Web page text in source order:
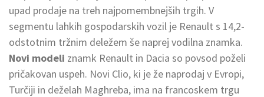
upad prodaje na treh najpomembnejših trgih. V
segmentu lahkih gospodarskih vozil je Renault s 14,2-
odstotnim tržnim deležem še naprej vodilna znamka.
Novi modeli znamk Renault in Dacia so povsod poželi
pričakovan uspeh. Novi Clio, ki je že naprodaj v Evropi,
Turčiji in deželah Maghreba, ima na francoskem trgu